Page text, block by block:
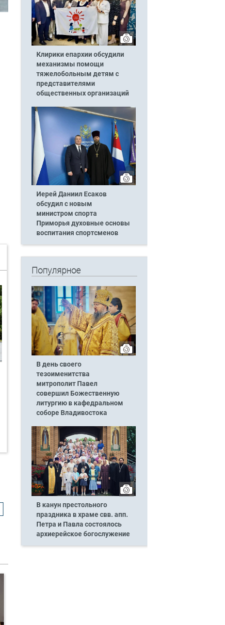
Клирики епархии обсудили
механизмы помощи
тяжелобольным детям с
представителями
общественных организаций
Иерей Даниил Есаков
обсудил с новым
министром спорта
Приморья духовные основы
воспитания спортсменов
Популярное
В день своего
тезоименитства
митрополит Павел
совершил Божественную
литургию в кафедральном
соборе Владивостока
В канун престольного
праздника в храме свв. апп.
Петра и Павла состоялось
архиерейское богослужение